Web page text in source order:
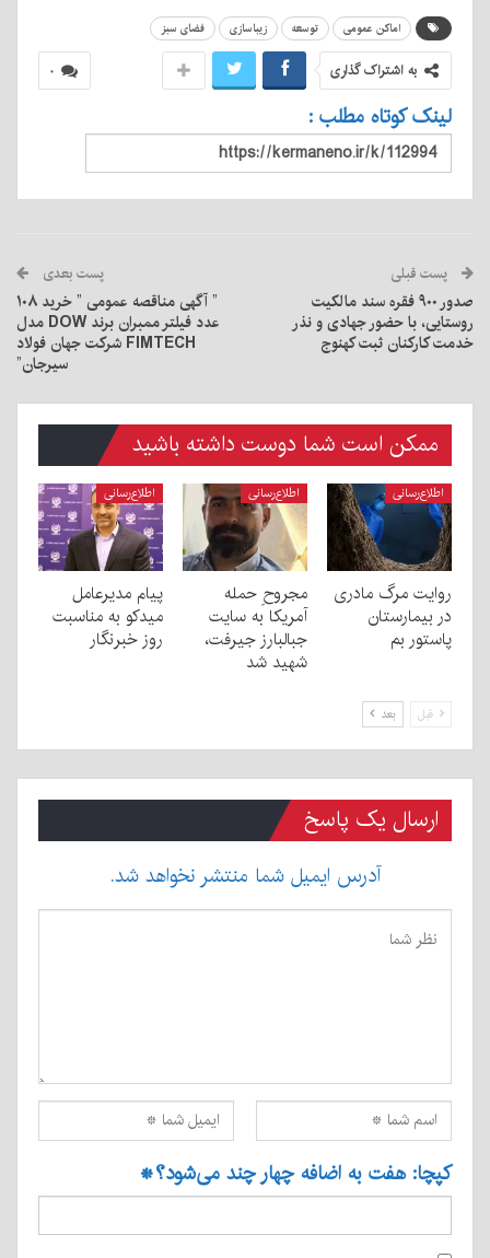
اماکن عمومی توسعه زیباسازی فضای سبز
۰ به اشتراک گذاری
لینک کوتاه مطلب :
پست قبلی
صدور ۹۰۰ فقره سند مالکیت
روستایی، با حضور جهادی و نذر
خدمت کارکنان ثبت کهنوج
پست بعدی
” آگهی مناقصه عمومی ” خرید ۱۰۸
عدد فیلتر ممبران برند DOW مدل
FIMTECH شرکت جهان فولاد
سیرجان”
ممکن است شما دوست داشته باشید
اطلاع‌رسانی
روایت مرگ مادری
در بیمارستان
پاستور بم
اطلاع‌رسانی
مجروحِ حمله
آمریکا به سایت
جبالبارز جیرفت،
شهید شد
اطلاع‌رسانی
پیام مدیرعامل
میدکو به مناسبت
روز خبرنگار
قبل بعد
ارسال یک پاسخ
آدرس ایمیل شما منتشر نخواهد شد.
کپچا: هفت به اضافه چهار چند می‌شود؟*